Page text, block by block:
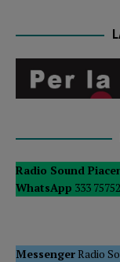
Radio Sound
WhatsApp 333
MessengerRadio